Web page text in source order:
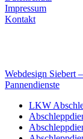
Impressum
Kontakt
Webdesign Siebert
Pannendienste
LKW